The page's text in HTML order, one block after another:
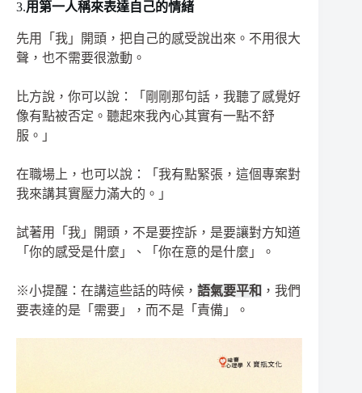
3.用第一人稱來表達自己的情緒
先用「我」開頭，把自己的感受說出來。不用很大
聲，也不需要很激動。
比方說，你可以說：「剛剛那句話，我聽了感覺好
像有點被否定。聽起來我內心其實有一點不舒
服。」
在職場上，也可以說：「我有點緊張，這個專案對
我來講其實壓力滿大的。」
試著用「我」開頭，不是要控訴，是要讓對方知道
「你的感受是什麼」、「你在意的是什麼」。
※小提醒：在講這些話的時候， 語氣要平和 ，我們
要表達的是「需要」，而不是「責備」。